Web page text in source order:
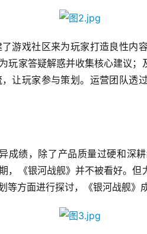
游戏社区来为玩家打造良性内
玩家答疑解惑并收集核心建议
让玩家参与策划。运营团队透
成绩，除了产品质量过硬和深
，《银河战舰》并不被看好。
方面进行探讨，《银河战舰》